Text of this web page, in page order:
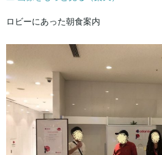
ロビーにあった朝食案内